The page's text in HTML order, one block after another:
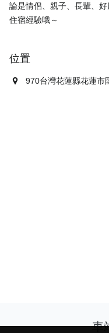
論是情侶、親子、長輩、
位置
970台灣花蓮縣花蓮市
車